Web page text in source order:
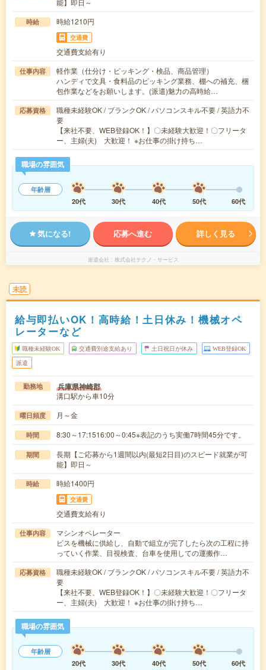
時給 時給1210円
交通費
交通費支給有り
仕事内容
軽作業（仕分け・ピッキング・検品、商品管理）
ハンディで文具・食料品のピッキング業務、棚への補充、梱
包作業などをお願いします。(派遣)魅力の高時給…
応募資格
職種未経験OK / ブランクOK / パソコンスキル不要 / 英語力不
要
【来社不要、WEB登録OK！】〇未経験大歓迎！〇フリータ
ー、主婦(夫) 大歓迎！ ※お仕事の掛け持ち…
職場の雰囲気
年齢層
20代
30代 40代 50代 60代
気になる! 応募へ進む 詳しく見る
派遣会社 株式会社テクノ・サービス
未読
給与即払いOK！高時給！土日休み！機械オペ
レーターなど
職種未経験OK 交通費別途支給あり 土日祝日が休み WEB登録OK
派遣
勤務地 兵庫県神崎郡
溝口駅から車10分
曜日頻度 月～金
時間 8:30～17:1516:00～0:45※表記のうち実働7時間45分です。
期間
長期【ご応募から1週間以内(最短2日目)のスピード就業が可
能】即日～
時給 時給1400円
交通費
交通費支給有り
仕事内容
マシンオペレーター
ビスを機械に供給し、自動で組立が完了したら次の工程に持
っていく作業、目視検査、台車を使用しての運搬作…
応募資格
職種未経験OK / ブランクOK / パソコンスキル不要 / 英語力不
要
【来社不要、WEB登録OK！】〇未経験大歓迎！〇フリータ
ー、主婦(夫) 大歓迎！ ※お仕事の掛け持ち…
職場の雰囲気
年齢層
20代
30代 40代 50代 60代